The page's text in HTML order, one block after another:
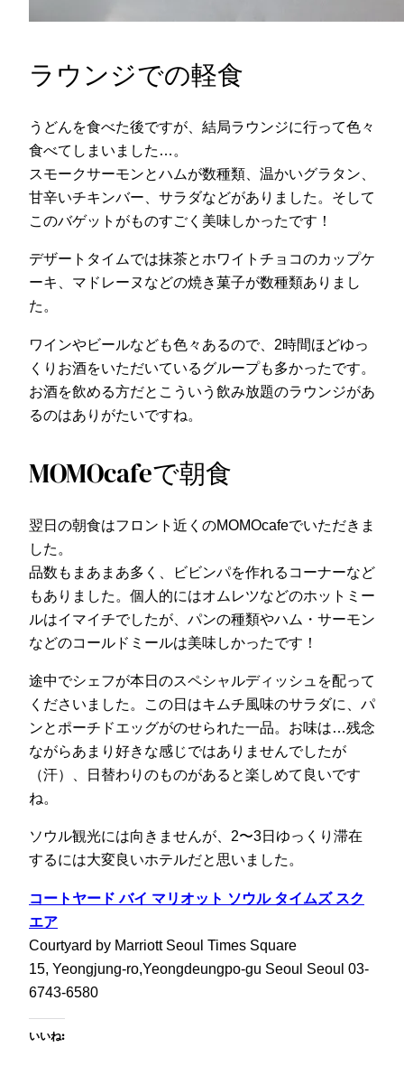
ラウンジでの軽食
うどんを食べた後ですが、結局ラウンジに行って色々
食べてしまいました…。
スモークサーモンとハムが数種類、温かいグラタン、
甘辛いチキンバー、サラダなどがありました。そして
このバゲットがものすごく美味しかったです！
デザートタイムでは抹茶とホワイトチョコのカップケ
ーキ、マドレーヌなどの焼き菓子が数種類ありまし
た。
ワインやビールなども色々あるので、2時間ほどゆっ
くりお酒をいただいているグループも多かったです。
お酒を飲める方だとこういう飲み放題のラウンジがあ
るのはありがたいですね。
MOMOcafeで朝食
翌日の朝食はフロント近くのMOMOcafeでいただきま
した。
品数もまあまあ多く、ビビンパを作れるコーナーなど
もありました。個人的にはオムレツなどのホットミー
ルはイマイチでしたが、パンの種類やハム・サーモン
などのコールドミールは美味しかったです！
途中でシェフが本日のスペシャルディッシュを配って
くださいました。この日はキムチ風味のサラダに、パ
ンとポーチドエッグがのせられた一品。お味は…残念
ながらあまり好きな感じではありませんでしたが
（汗）、日替わりのものがあると楽しめて良いです
ね。
ソウル観光には向きませんが、2〜3日ゆっくり滞在
するには大変良いホテルだと思いました。
コートヤード バイ マリオット ソウル タイムズ スク
エア
Courtyard by Marriott Seoul Times Square
15, Yeongjung-ro,Yeongdeungpo-gu Seoul Seoul 03-
6743-6580
いいね: